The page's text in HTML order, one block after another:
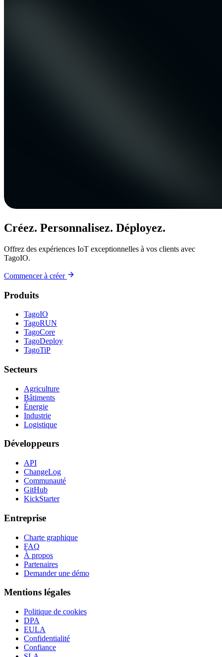
Créez. Personnalisez. Déployez.
Offrez des expériences IoT exceptionnelles à vos clients avec
TagoIO.
Commencer à créer
Produits
TagoIO
TagoRUN
TagoCore
TagoDeploy
TagoTiP
Secteurs
Agriculture
Bâtiments
Énergie
Industrie
Logistique
Développeurs
API
ChangeLog
Communauté
GitHub
KickStarter
Entreprise
Charte graphique
FAQ
À propos
Partenaires
Demander une démo
Mentions légales
Politique de cookies
DPA
EULA
Confidentialité
Confiance